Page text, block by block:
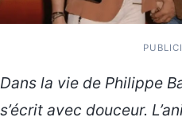
Dans la vie de Philippe
s’écrit avec douceur.